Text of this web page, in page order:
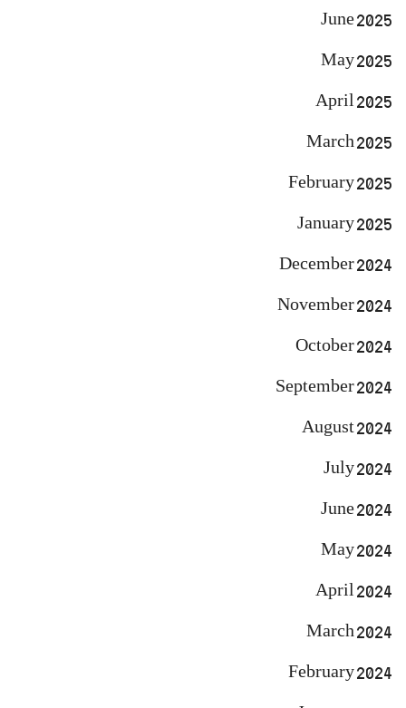
June 2025
May 2025
April 2025
March 2025
February 2025
January 2025
December 2024
November 2024
October 2024
September 2024
August 2024
July 2024
June 2024
May 2024
April 2024
March 2024
February 2024